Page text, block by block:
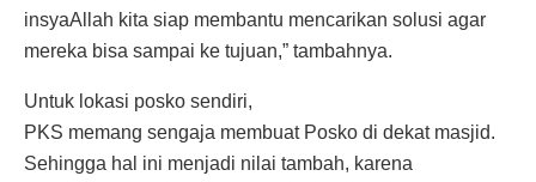
insyaAllah kita siap membantu mencarikan solusi agar
mereka bisa sampai ke tujuan,” tambahnya.
Untuk lokasi posko sendiri,
PKS memang sengaja membuat Posko di dekat masjid.
Sehingga hal ini menjadi nilai tambah, karena